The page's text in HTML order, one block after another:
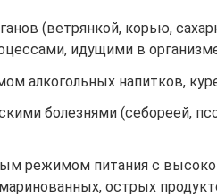
(ветрянкой, корью,
идущими в
алкогольных напитков,
болезнями (себореей,
режимом питания с
острых